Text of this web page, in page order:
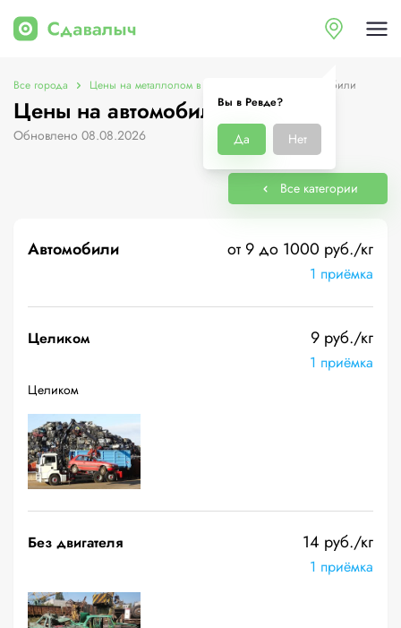
Вы в Ревде?
Да Нет
Все города Цены на металлолом в Ревде Цены на автомобили
Цены на автомобили в Ревде
Обновлено 08.08.2026
Все категории
Автомобили от 9 до 1000 руб./кг
1 приёмка
Целиком 9 руб./кг
1 приёмка
Целиком
Без двигателя 14 руб./кг
1 приёмка